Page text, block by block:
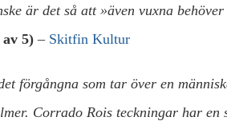
är det så att »även vuxna
5) – Skitfin Kultur
förgångna som tar över en
Corrado Rois teckningar har en